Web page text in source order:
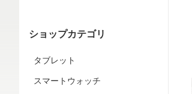
ショップカテゴリ
タブレット
スマートウォッチ